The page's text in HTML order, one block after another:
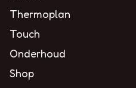
Thermoplan
Touch
Onderhoud
Shop